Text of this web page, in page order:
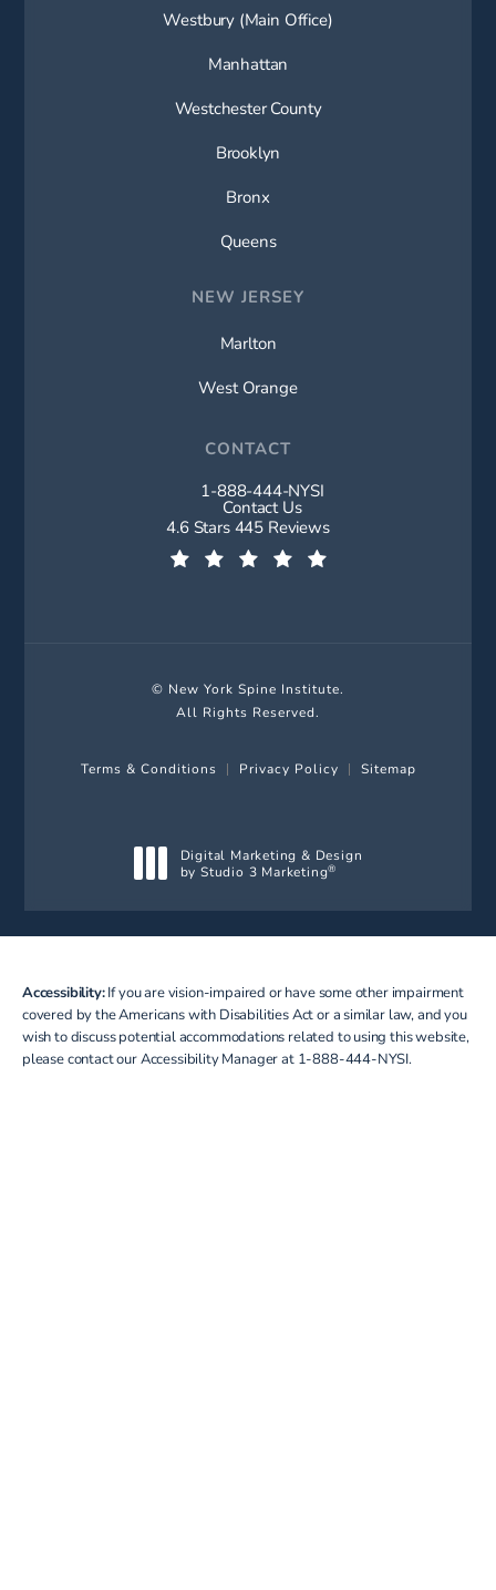
Westbury (Main Office)
Manhattan
Westchester County
Brooklyn
Bronx
Queens
NEW JERSEY
Marlton
West Orange
CONTACT
Call New York Spine Institute on
1-888-444-NYSI
Contact Us
New York Spine Institute reviews:
4.6 Stars 445 Reviews
© New York Spine Institute.
All Rights Reserved.
Terms & Conditions Privacy Policy Sitemap
Digital Marketing & Design
by Studio 3 Marketing®
Accessibility:If you are vision-impaired or have some other impairment
covered by the Americans with Disabilities Act or a similar law, and you
wish to discuss potential accommodations related to using this website,
please contact our Accessibility Manager at 1-888-444-NYSI.